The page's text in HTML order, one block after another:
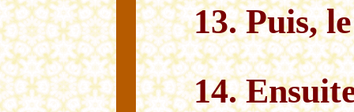
13. Puis,
14.